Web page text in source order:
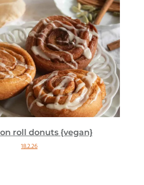
roll donuts {vegan}
18.2.26